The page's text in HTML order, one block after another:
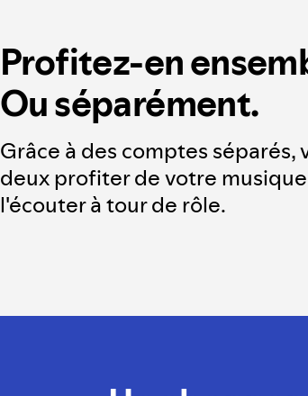
Profitez-en
Ou séparément.
Grâce à des comptes séparés,
deux profiter de votre musique
l'écouter à tour de rôle.